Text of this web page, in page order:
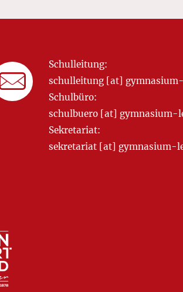
Schulleitung:
schulleitung [at]
Schulbüro:
schulbuero [at] gymnasium-
Sekretariat:
sekretariat [at] gymnasium-